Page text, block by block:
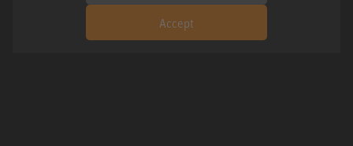
Accept